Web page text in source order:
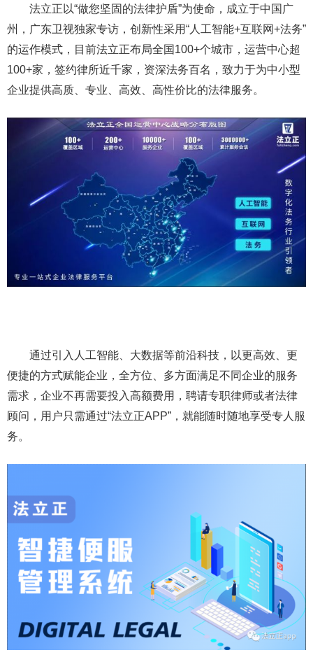
法立正以“做您坚固的法律护盾”为使命，成立于中国广
州，广东卫视独家专访，创新性采用“人工智能+互联网+法务”
的运作模式，目前法立正布局全国100+个城市，运营中心超
100+家，签约律所近千家，资深法务百名，致力于为中小型
企业提供高质、专业、高效、高性价比的法律服务。
通过引入人工智能、大数据等前沿科技，以更高效、更
便捷的方式赋能企业，全方位、多方面满足不同企业的服务
需求，企业不再需要投入高额费用，聘请专职律师或者法律
顾问，用户只需通过“法立正APP”，就能随时随地享受专人服
务。